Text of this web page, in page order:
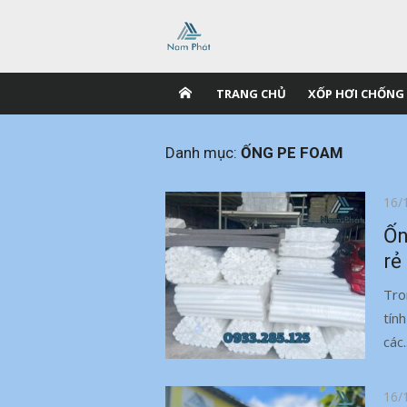
TRANG CHỦ XỐP HƠI CHỐNG
Danh mục: ỐNG PE FOAM
vào
16/
rẻ
16/